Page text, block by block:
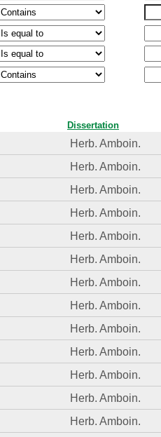
Dissertation
Herb. Amboin.
Herb. Amboin.
Herb. Amboin.
Herb. Amboin.
Herb. Amboin.
Herb. Amboin.
Herb. Amboin.
Herb. Amboin.
Herb. Amboin.
Herb. Amboin.
Herb. Amboin.
Herb. Amboin.
Herb. Amboin.